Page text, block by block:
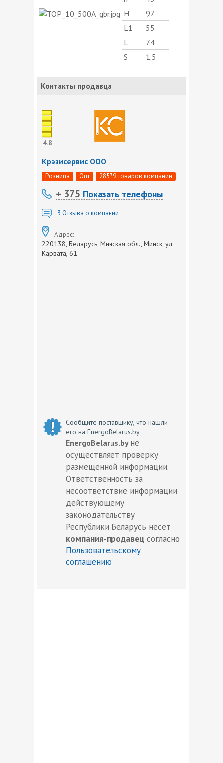
H
97
L1
55
L
74
S
1.5
Контакты продавца
4.8
Крэзисервис ООО
Розница Опт 28579 товаров компании
+ 375 Показать телефоны
3 Отзыва о компании
Адрес:
220138, Беларусь, Минская обл., Минск, ул.
Карвата, 61
Сообщите поставщику, что нашли
его на EnergoBelarus.by
EnergoBelarus.by не
осуществляет проверку
размещенной информации.
Ответственность за
несоответствие информации
действующему
законодательству
Республики Беларусь несет
компания-продавец согласно
Пользовательскому
соглашению